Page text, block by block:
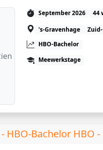
September 2026 44
's-Gravenhage
HBO-Bachelor
Meewerkstage
HBO-Bachelor HBO -